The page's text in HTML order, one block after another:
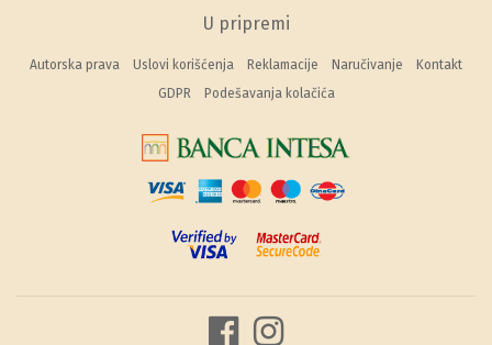
U pripremi
Autorska prava Uslovi korišćenja Reklamacije Naručivanje
Kontakt
GDPR
Podešavanja kolačića